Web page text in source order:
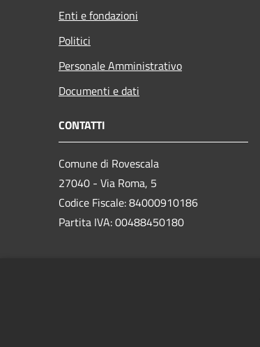
Enti e fondazioni
Politici
Personale Amministrativo
Documenti e dati
CONTATTI
Comune di Rovescala
27040 - Via Roma, 5
Codice Fiscale: 84000910186
Partita IVA: 00488450180